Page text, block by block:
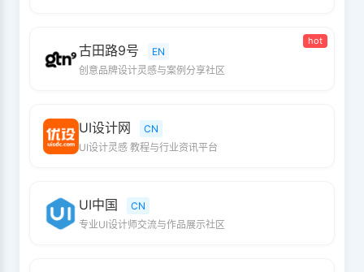
hot
古田路9号
EN
创意品牌设计灵感与案例分享社区
UI设计网
CN
UI设计灵感 教程与行业资讯平台
UI中国
CN
专业UI设计师交流与作品展示社区